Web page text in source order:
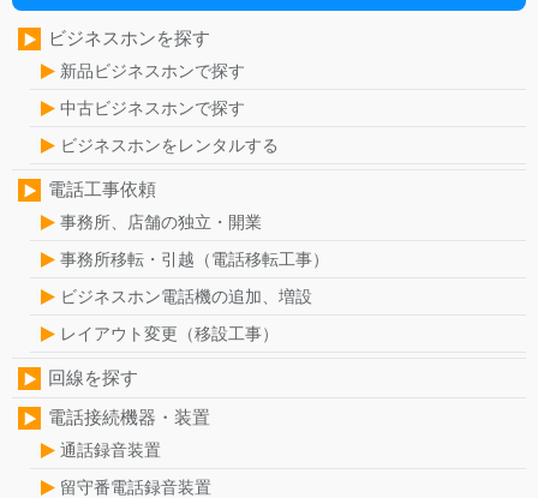
ビジネスホンを探す
新品ビジネスホンで探す
中古ビジネスホンで探す
ビジネスホンをレンタルする
電話工事依頼
事務所、店舗の独立・開業
事務所移転・引越（電話移転工事）
ビジネスホン電話機の追加、増設
レイアウト変更（移設工事）
回線を探す
電話接続機器・装置
通話録音装置
留守番電話録音装置